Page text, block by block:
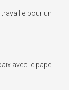
travaille pour un
avec le pape